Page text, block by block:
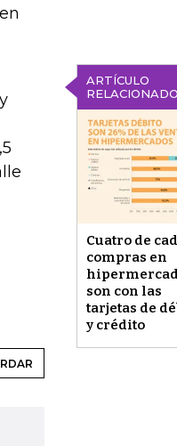
ARTÍCULO
RELACIONADO
Cuatro de
compras en
son con las
tarjetas de
y crédito